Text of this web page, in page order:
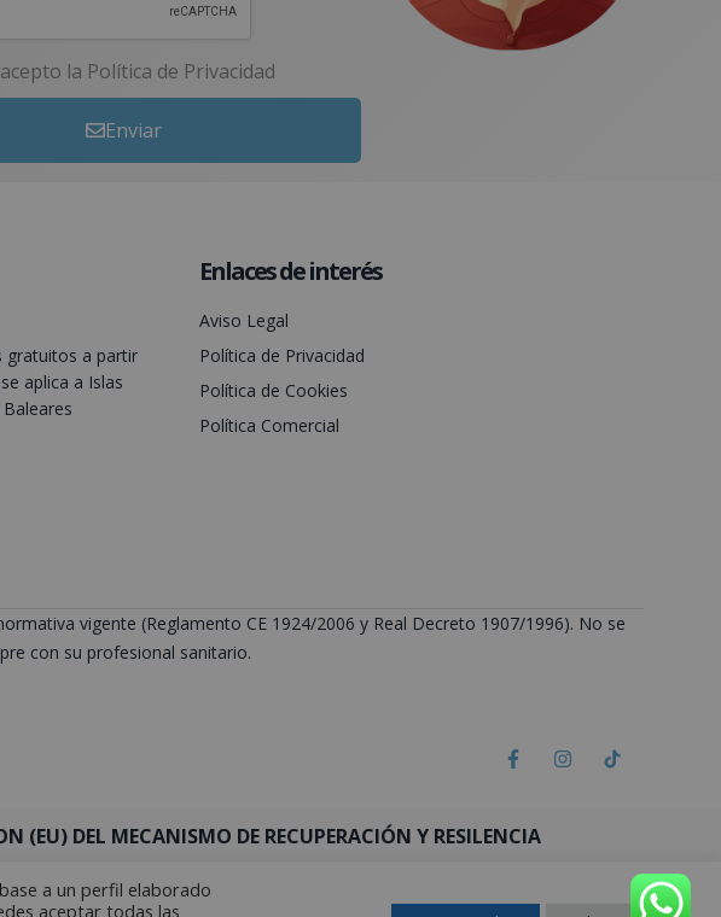
la Política de Privacidad
Enviar
gratuitos a partir
aplica a Islas
Enlaces de interés
Aviso Legal
Política de Privacidad
Política de Cookies
Política Comercial
vigente (Reglamento CE 1924/2006 y Real Decreto 1907/1996). No se
con su profesional sanitario.
DEL MECANISMO DE RECUPERACIÓN Y RESILENCIA
a un perfil elaborado
aceptar todas las